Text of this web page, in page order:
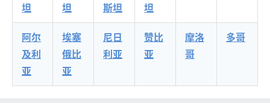
坦
坦
斯坦
坦
阿尔
及利
亚
埃塞
俄比
亚
尼日
利亚
赞比
亚
摩洛
哥
多哥